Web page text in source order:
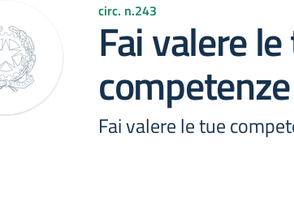
circ. n.243
Fai valere
competenze
Fai valere le tue